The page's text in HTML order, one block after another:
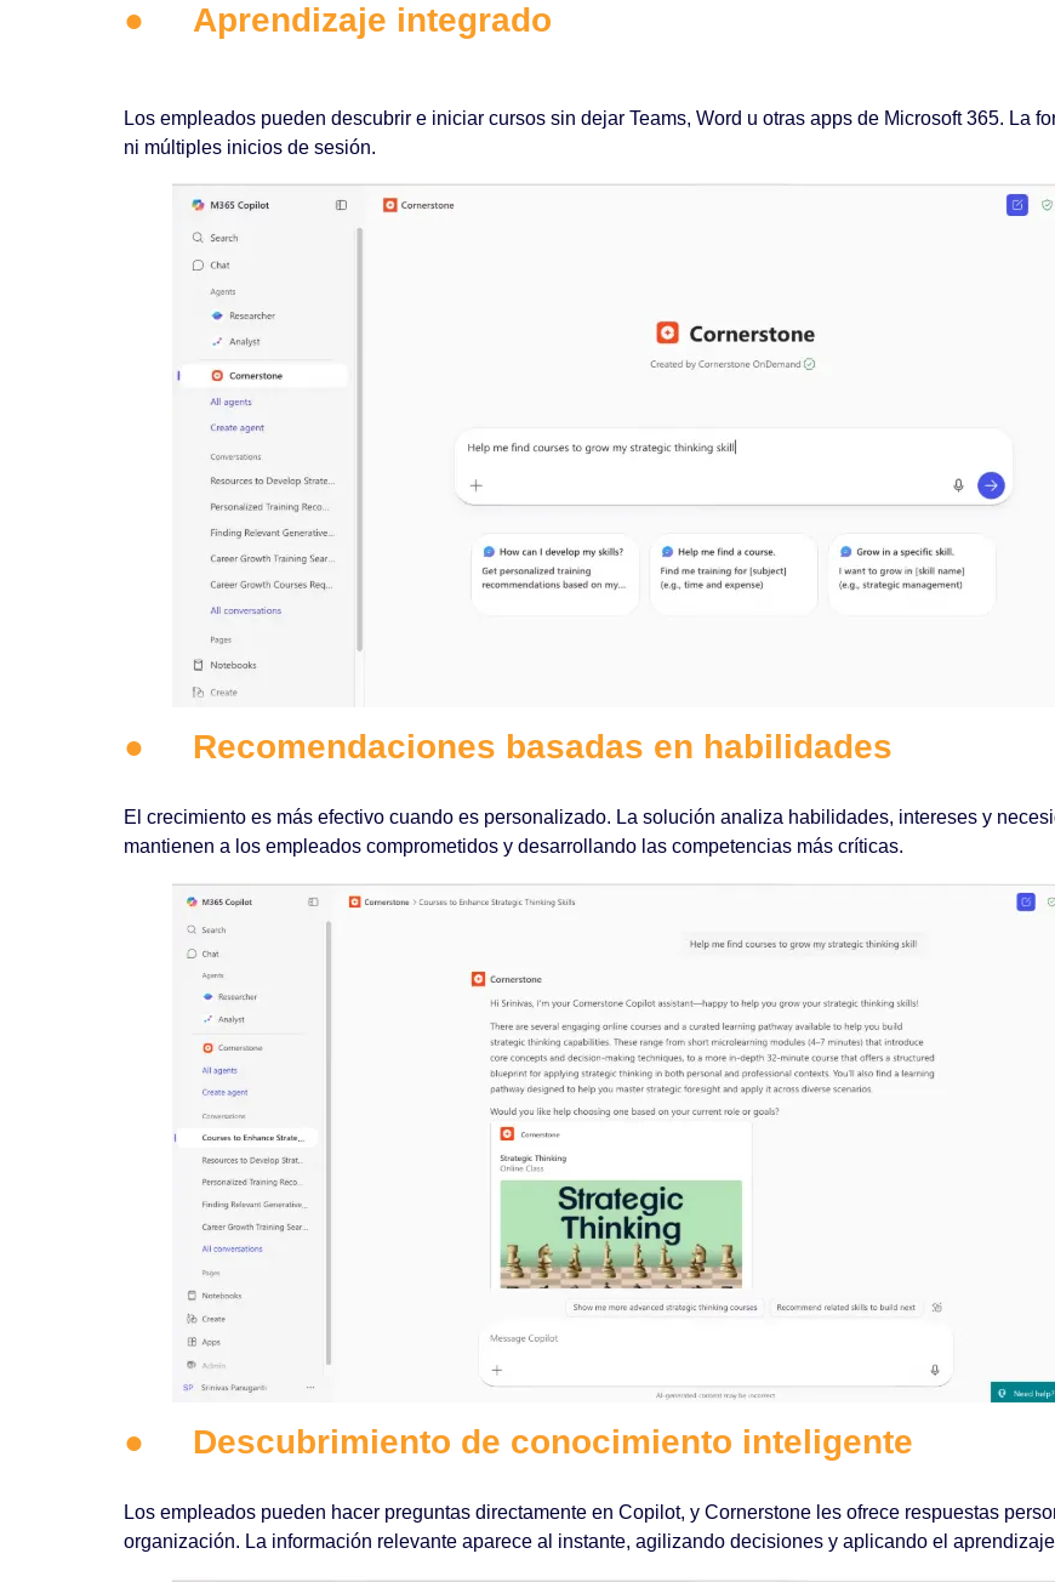
● Aprendizaje integrado
Los empleados pueden descubrir e iniciar cursos sin dejar Teams, Word u otras apps de Microsoft 365. La
ni múltiples inicios de sesión.
● Recomendaciones basadas en habilidades
El crecimiento es más efectivo cuando es personalizado. La solución analiza habilidades, intereses y
mantienen a los empleados comprometidos y desarrollando las competencias más críticas.
● Descubrimiento de conocimiento inteligente
Los empleados pueden hacer preguntas directamente en Copilot, y Cornerstone les ofrece respuestas
organización. La información relevante aparece al instante, agilizando decisiones y aplicando el